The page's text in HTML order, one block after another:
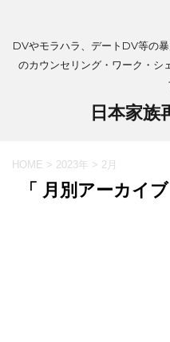
DVやモラハラ、デートDV等の
のカウンセリング・ワーク・シ
日本家族
HOME > 2023年 > 2月
「 月別アーカイ